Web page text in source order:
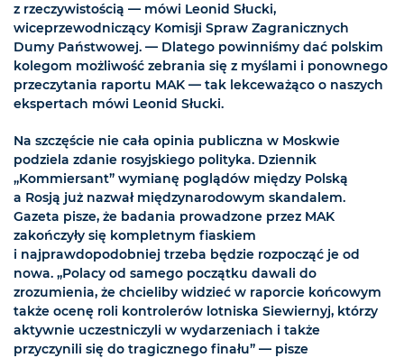
z rzeczywistością — mówi Leonid Słucki,
wiceprzewodniczący Komisji Spraw Zagranicznych
Dumy Państwowej. — Dlatego powinniśmy dać polskim
kolegom możliwość zebrania się z myślami i ponownego
przeczytania raportu MAK — tak lekceważąco o naszych
ekspertach mówi Leonid Słucki.
Na szczęście nie cała opinia publiczna w Moskwie
podziela zdanie rosyjskiego polityka. Dziennik
„Kommiersant” wymianę poglądów między Polską
a Rosją już nazwał międzynarodowym skandalem.
Gazeta pisze, że badania prowadzone przez MAK
zakończyły się kompletnym fiaskiem
i najprawdopodobniej trzeba będzie rozpocząć je od
nowa. „Polacy od samego początku dawali do
zrozumienia, że chcieliby widzieć w raporcie końcowym
także ocenę roli kontrolerów lotniska Siewiernyj, którzy
aktywnie uczestniczyli w wydarzeniach i także
przyczynili się do tragicznego finału” — pisze